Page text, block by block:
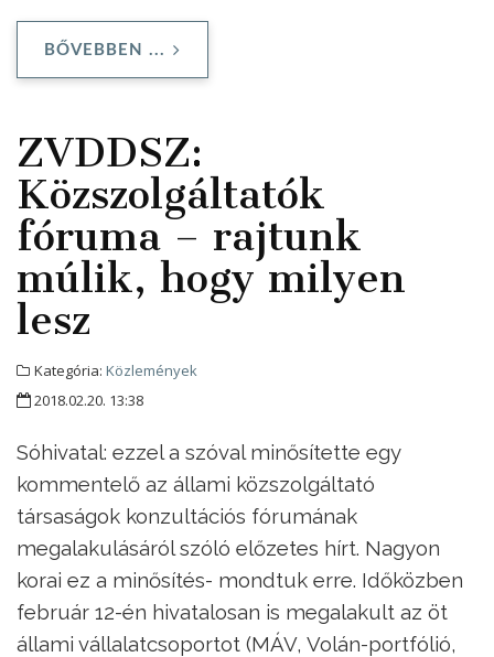
BŐVEBBEN ...
ZVDDSZ:
Közszolgáltatók
fóruma – rajtunk
múlik, hogy milyen
lesz
Kategória: Közlemények
2018.02.20. 13:38
Sóhivatal: ezzel a szóval minősítette egy
kommentelő az állami közszolgáltató
társaságok konzultációs fórumának
megalakulásáról szóló előzetes hírt. Nagyon
korai ez a minősítés- mondtuk erre. Időközben
február 12-én hivatalosan is megalakult az öt
állami vállalatcsoportot (MÁV, Volán-portfólió,